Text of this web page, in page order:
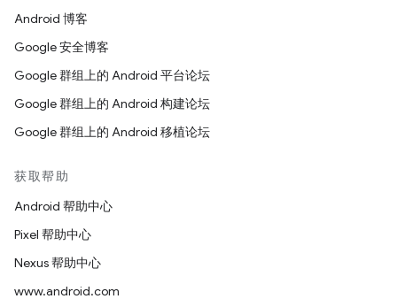
Android 博客
Google 安全博客
Google 群组上的 Android 平台论坛
Google 群组上的 Android 构建论坛
Google 群组上的 Android 移植论坛
获取帮助
Android 帮助中心
Pixel 帮助中心
Nexus 帮助中心
www.android.com